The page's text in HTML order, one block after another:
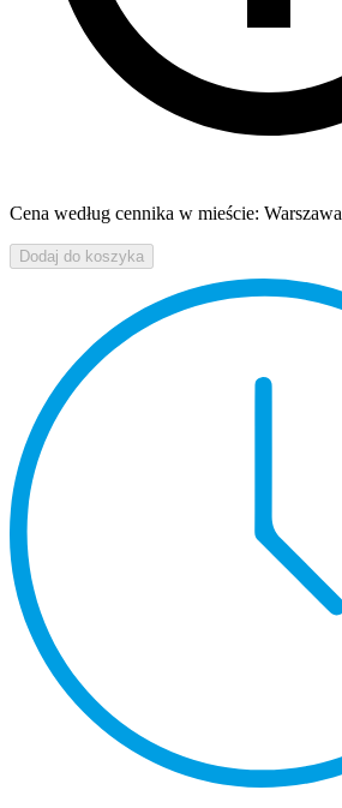
Cena według cennika w mieście: Warszawa
Dodaj do koszyka